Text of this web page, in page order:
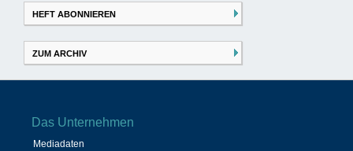
HEFT ABONNIEREN
ZUM ARCHIV
Das Unternehmen
Mediadaten